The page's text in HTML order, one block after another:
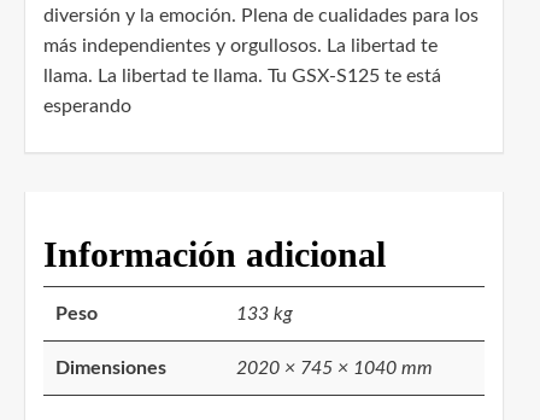
diversión y la emoción. Plena de cualidades para los
más independientes y orgullosos. La libertad te
llama. La libertad te llama. Tu GSX-S125 te está
esperando
Información adicional
Peso 133 kg
Dimensiones 2020 × 745 × 1040 mm